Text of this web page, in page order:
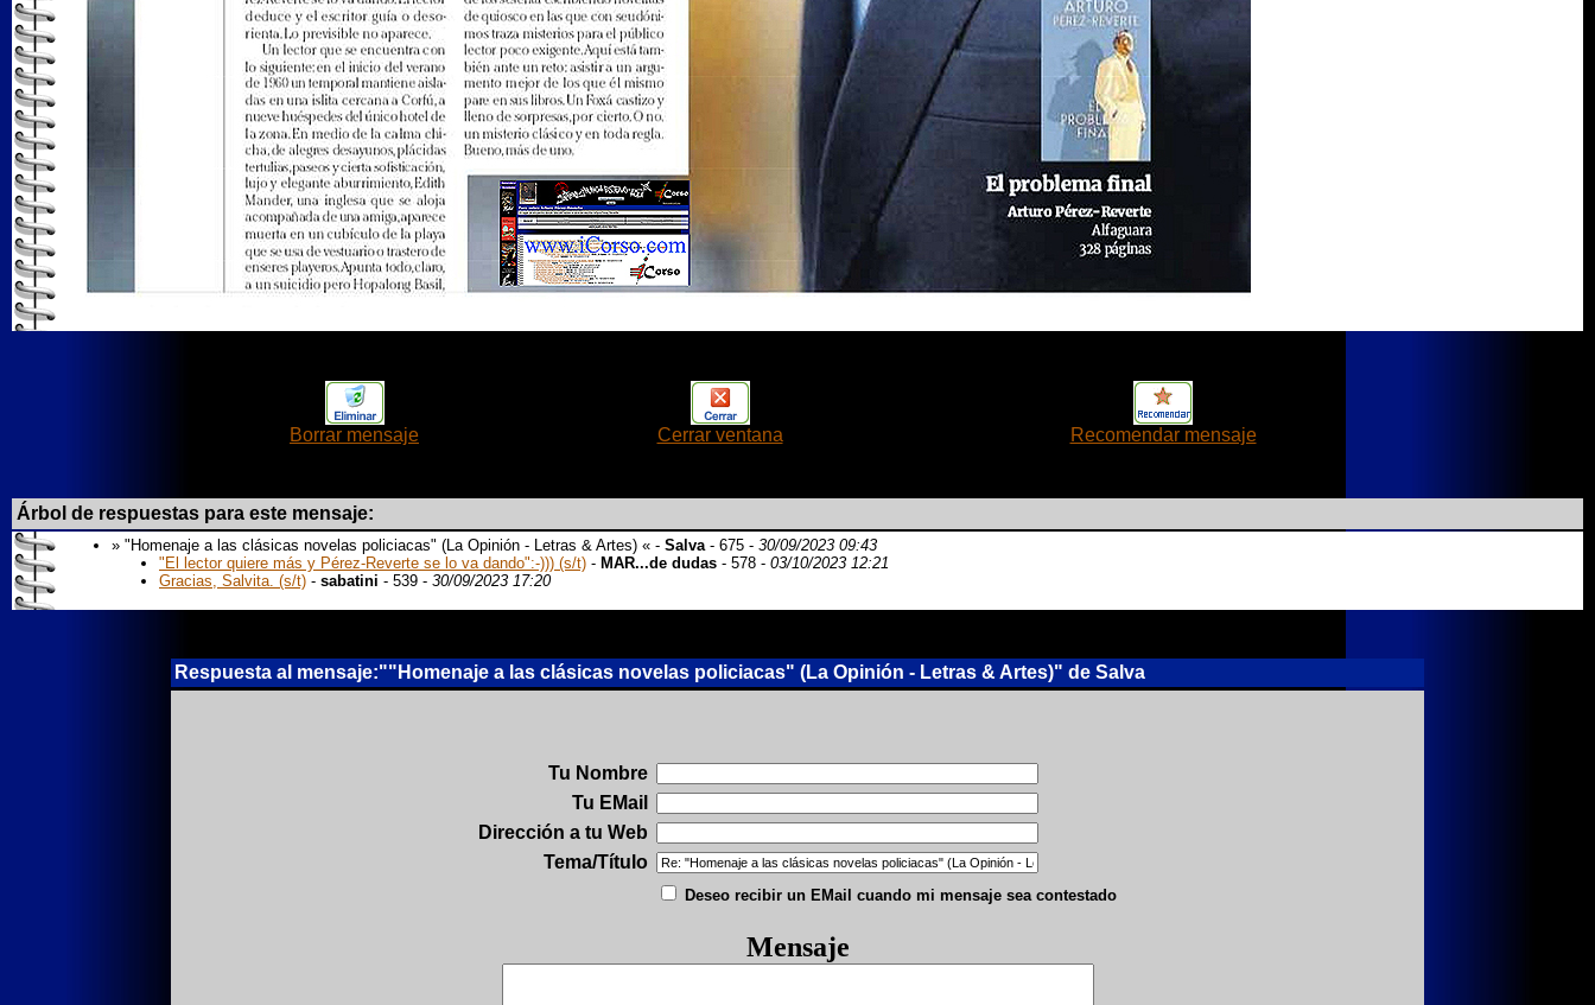
Borrar mensaje Cerrar ventana Recomendar mensaje
Árbol de respuestas para este mensaje:
» "Homenaje a las clásicas novelas policiacas" (La Opinión - Letras & Artes) « - Salva- 675 - 30/09/2023 09:43
"El lector quiere más y Pérez-Reverte se lo va dando":-))) (s/t) - MAR...de dudas - 578 - 03/10/2023 12:21
Gracias, Salvita. (s/t) - sabatini - 539 - 30/09/2023 17:20
Respuesta al mensaje:""Homenaje a las clásicas novelas policiacas" (La Opinión - Letras & Artes)" de Salva
Tu Nombre
Tu EMail
Dirección a tu Web
Tema/Título
Deseo recibir un EMail cuando mi mensaje sea contestado
Mensaje